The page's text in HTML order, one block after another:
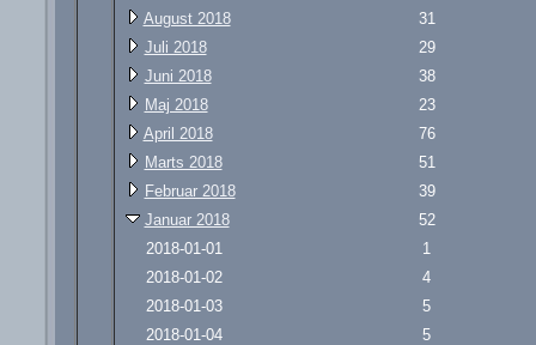
August 2018
31
Juli 2018
29
Juni 2018
38
Maj 2018
23
April 2018
76
Marts 2018
51
Februar 2018
39
Januar 2018
52
2018-01-01
1
2018-01-02
4
2018-01-03
5
2018-01-04
5